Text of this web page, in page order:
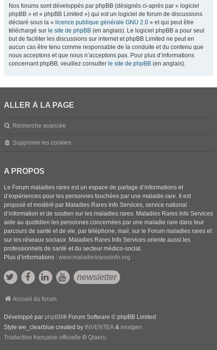
Nos forums sont développés par phpBB (désignés ci-après par « logiciel
phpBB » et « phpBB Limited ») qui est un logiciel de forum de discussions
déclaré sous la « licence publique générale GNU 2.0 » et qui peut être
téléchargé sur le site de phpBB (en anglais). Le logiciel phpBB a pour seul
but de faciliter les discussions sur internet et phpBB Limited ne peut en
aucun cas être tenu comme responsable de la conduite et du contenu que
nous acceptons et que nous n’acceptons pas. Pour plus d’informations
concernant phpBB, veuillez consulter le site de phpBB (en anglais).
ALLER À LA PAGE
Recherche avancée
Supprimer les cookies
A PROPOS
Le Forum maladies rares est un espace de partage d’informations et
d’expériences pour les personnes touchées par une maladie rare. Il est
proposé et modéré par Maladies Rares Info Services, service national
d’information et de soutien sur les maladies rares. Maladies Rares Info Services
aide au quotidien les personnes concernées par une maladie rare dans leur
parcours de santé et de vie, par téléphone, mail, sur le Forum maladies rares et
sur les réseaux sociaux. Maladies Rares Info Services oriente aussi les
professionnels de santé et du secteur médico-social.
Plus d’informations : www.maladiesraresinfo.org
newsletter
Accueil du forum
Développé par phpBB® Forum Software © phpBB Limited
Style we_clearblue created by INVENTEA & nextgen
Traduction française officielle © Qiaeru